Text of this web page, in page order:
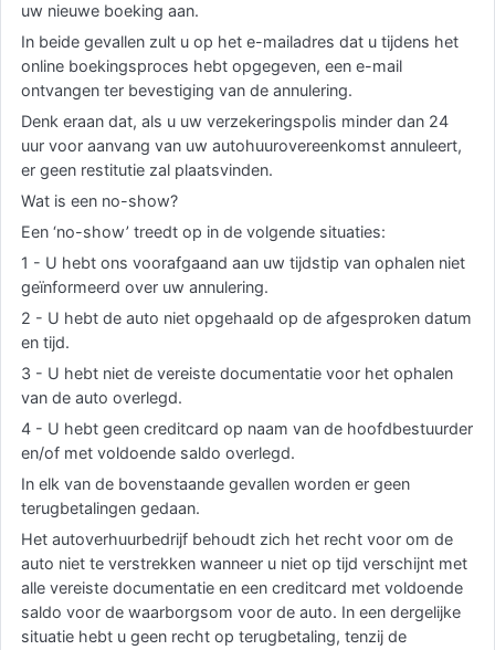
uw nieuwe boeking aan.
In beide gevallen zult u op het e-mailadres dat u tijdens het
online boekingsproces hebt opgegeven, een e-mail
ontvangen ter bevestiging van de annulering.
Denk eraan dat, als u uw verzekeringspolis minder dan 24
uur voor aanvang van uw autohuurovereenkomst annuleert,
er geen restitutie zal plaatsvinden.
Wat is een no-show?
Een ‘no-show’ treedt op in de volgende situaties:
1 - U hebt ons voorafgaand aan uw tijdstip van ophalen niet
geïnformeerd over uw annulering.
2 - U hebt de auto niet opgehaald op de afgesproken datum
en tijd.
3 - U hebt niet de vereiste documentatie voor het ophalen
van de auto overlegd.
4 - U hebt geen creditcard op naam van de hoofdbestuurder
en/of met voldoende saldo overlegd.
In elk van de bovenstaande gevallen worden er geen
terugbetalingen gedaan.
Het autoverhuurbedrijf behoudt zich het recht voor om de
auto niet te verstrekken wanneer u niet op tijd verschijnt met
alle vereiste documentatie en een creditcard met voldoende
saldo voor de waarborgsom voor de auto. In een dergelijke
situatie hebt u geen recht op terugbetaling, tenzij de